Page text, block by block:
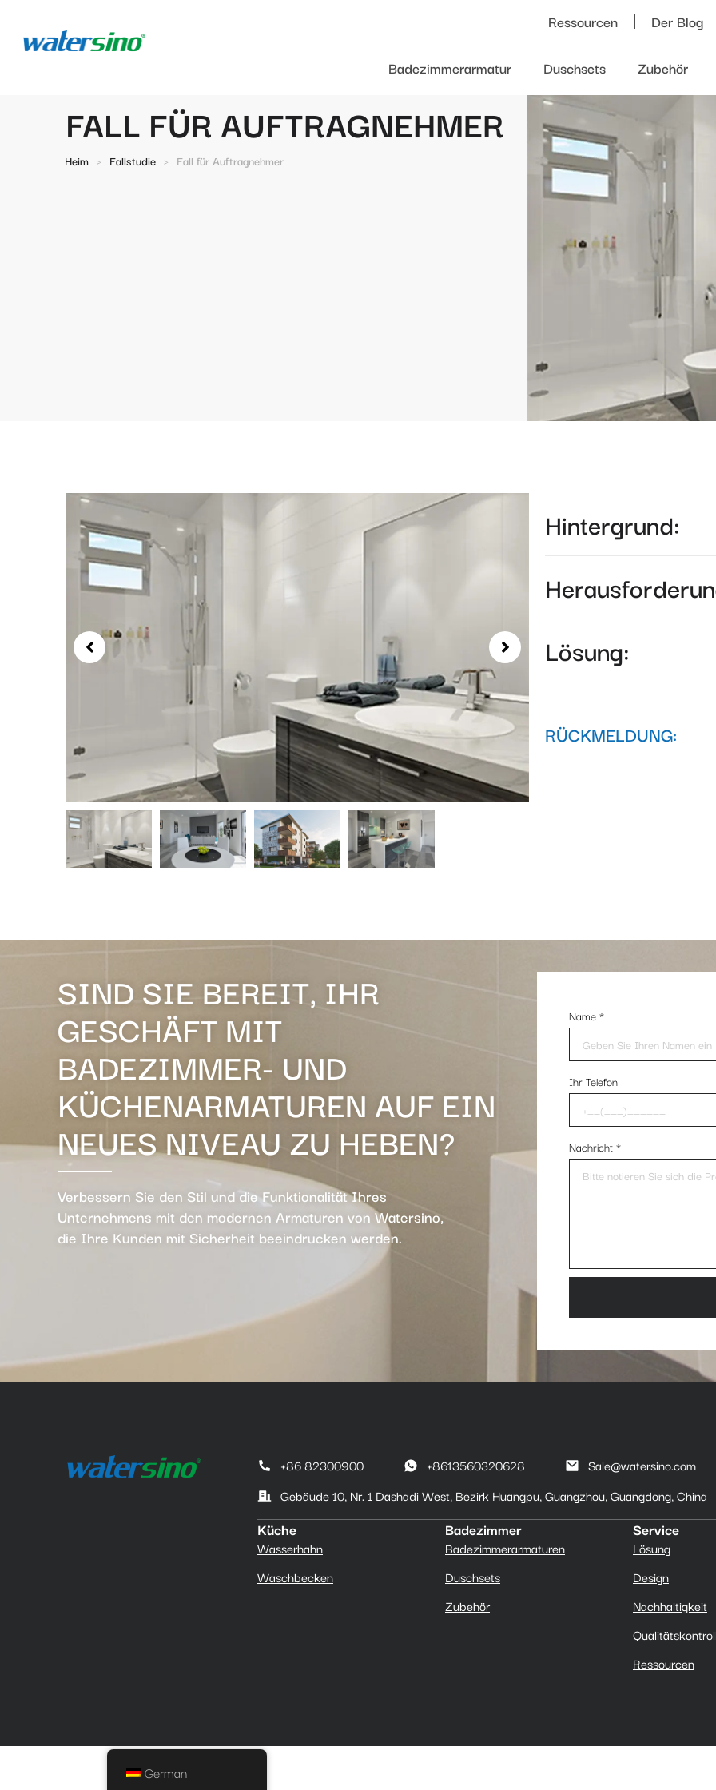
Ressourcen Der Blog
Badezimmerarmatur Duschsets Zubehör
FALL FÜR AUFTRAGNEHMER
Heim > Fallstudie > Fall für Auftragnehmer
Hintergrund:
Lösung:
RÜCKMELDUNG:
SIND SIE BEREIT, IHR
GESCHÄFT MIT
BADEZIMMER- UND
KÜCHENARMATUREN AUF EIN
NEUES NIVEAU ZU HEBEN?
Verbessern Sie den Stil und die Funktionalität Ihres
Unternehmens mit den modernen Armaturen von Watersino,
die Ihre Kunden mit Sicherheit beeindrucken werden.
Name*
Ihr Telefon
Nachricht*
+86 82300900 +8613560320628
Sale@watersino.com
Gebäude 10, Nr. 1 Dashadi West, Bezirk Huangpu, Guangzhou, Guangdong, China
Küche
Wasserhahn
Waschbecken
Badezimmer
Badezimmerarmaturen
Duschsets
Zubehör
Service
Lösung
Design
Nachhaltigkeit
Ressourcen
German